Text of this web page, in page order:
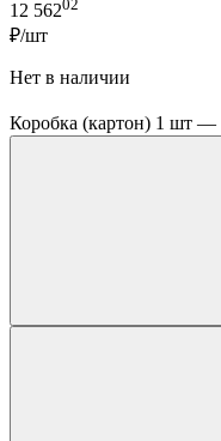
12 56202
₽/шт
Нет в наличии
Коробка (картон) 1 шт —